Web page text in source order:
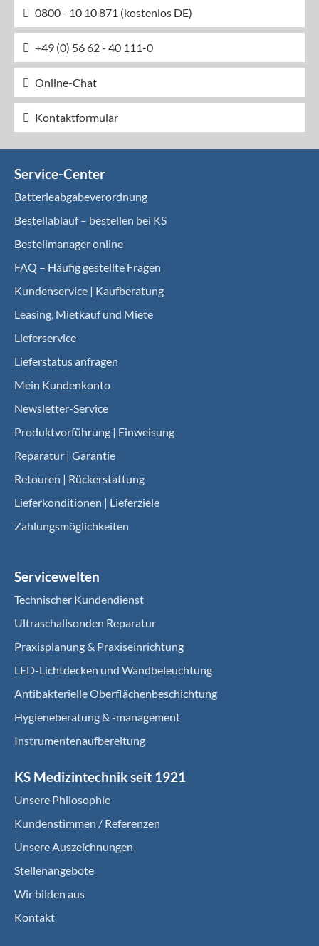
0800 - 10 10 871 (kostenlos DE)
+49 (0) 56 62 - 40 111-0
Online-Chat
Kontaktformular
Service-Center
Batterieabgabeverordnung
Bestellablauf – bestellen bei KS
Bestellmanager online
FAQ – Häufig gestellte Fragen
Kundenservice | Kaufberatung
Leasing, Mietkauf und Miete
Lieferservice
Lieferstatus anfragen
Mein Kundenkonto
Newsletter-Service
Produktvorführung | Einweisung
Reparatur | Garantie
Retouren | Rückerstattung
Lieferkonditionen | Lieferziele
Zahlungsmöglichkeiten
Servicewelten
Technischer Kundendienst
Ultraschallsonden Reparatur
Praxisplanung & Praxiseinrichtung
LED-Lichtdecken und Wandbeleuchtung
Antibakterielle Oberflächenbeschichtung
Hygieneberatung & -management
Instrumentenaufbereitung
KS Medizintechnik seit 1921
Unsere Philosophie
Kundenstimmen / Referenzen
Unsere Auszeichnungen
Stellenangebote
Wir bilden aus
Kontakt